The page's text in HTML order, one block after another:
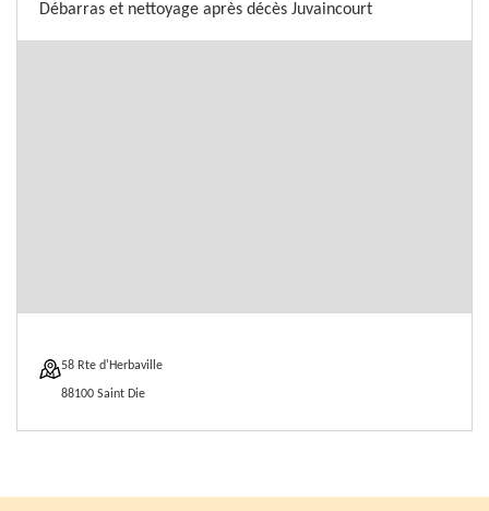
Débarras et nettoyage après décès Juvaincourt
58 Rte d'Herbaville
88100 Saint Die